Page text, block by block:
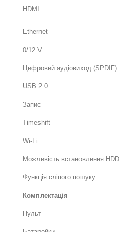
HDMI
Ethernet
0/12 V
Цифровий аудіовиход (SPDIF)
USB 2.0
Запис
Timeshift
Wi-Fi
Можливість встановлення HDD
Функція сліпого пошуку
Комплектація
Пульт